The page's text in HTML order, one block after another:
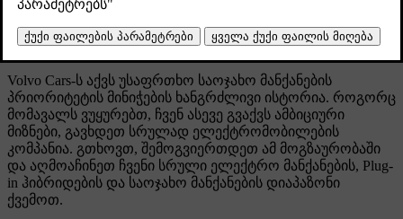
ბორბალზე.
გაბარიტული ზომები: საერთო სიგრძე 490 სმ, თვლების
ბაზა 264 სმ.
Volvo Cars-ს აქვს უსაფრთხო საოჯახო მანქანების
პრიორიტეტის მინიჭების ხანგრძლივი ისტორია. როგორც
მომავალს ვუყურებთ, ჩვენ ასევე გვაქვს ამბიციური
მიზნები, გავხდეთ სრულად ელექტრომობილების
კომპანია. გთხოვთ, შემოგვიერთდეთ ამ მოგზაურობაში
და აღმოაჩინეთ ჩვენი სრული ელექტრო მანქანების, Plug-
in ჰიბრიდების და საოჯახო მანქანების დიაპაზონი
ქვემოთ.